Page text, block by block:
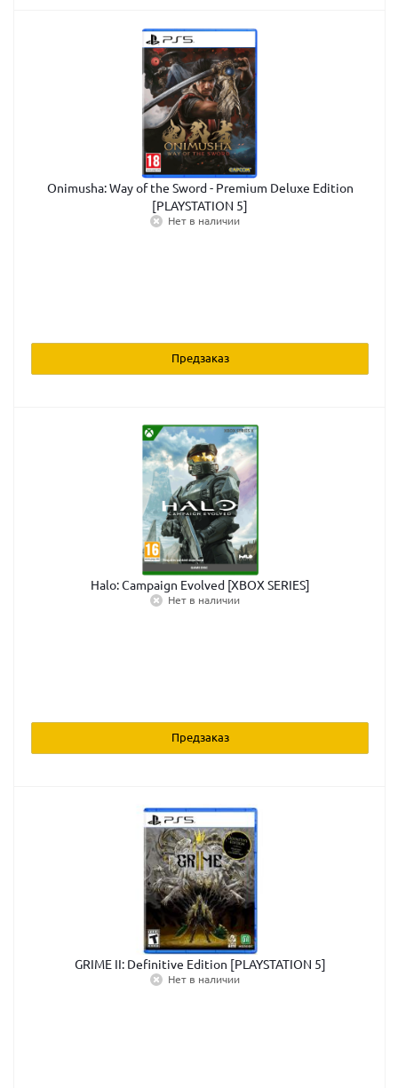
Onimusha: Way of the Sword - Premium Deluxe Edition
[PLAYSTATION 5]
Нет в наличии
Предзаказ
Halo: Campaign Evolved [XBOX SERIES]
Нет в наличии
Предзаказ
GRIME II: Definitive Edition [PLAYSTATION 5]
Нет в наличии